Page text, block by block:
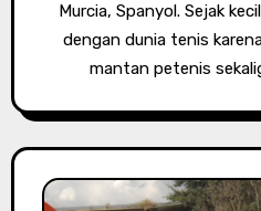
Murcia, Spanyol. Sejak
dengan dunia tenis
mantan petenis